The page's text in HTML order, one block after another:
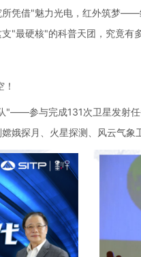
凭借"魅力光电，红外筑梦
"最硬核"的科普天团，究竟有
"——参与完成131次卫星发射
娥探月、火星探测、风云气象